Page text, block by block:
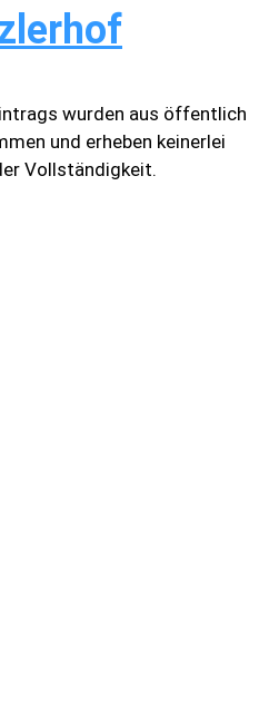
wurden aus öffentlich
und erheben keinerlei
Vollständigkeit.